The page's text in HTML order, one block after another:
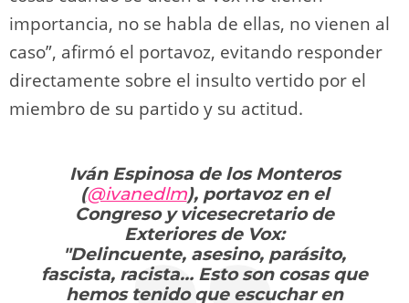
importancia, no se habla de ellas, no vienen al
caso”, afirmó el portavoz, evitando responder
directamente sobre el insulto vertido por el
miembro de su partido y su actitud.
Iván Espinosa de los Monteros
(@ivanedlm), portavoz en el
Congreso y vicesecretario de
Exteriores de Vox:
"Delincuente, asesino, parásito,
fascista, racista… Esto son cosas que
hemos tenido que escuchar en